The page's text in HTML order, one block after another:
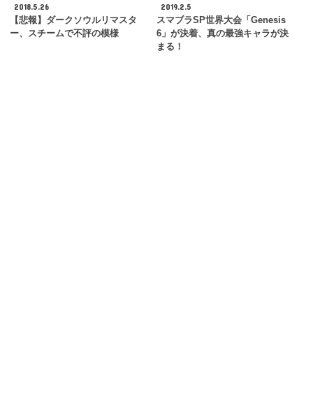
2018.5.26
【悲報】ダークソウルリマスタ
ー、スチームで不評の模様
2019.2.5
スマブラSP世界大会「Genesis
6」が決着、真の最強キャラが決
まる！